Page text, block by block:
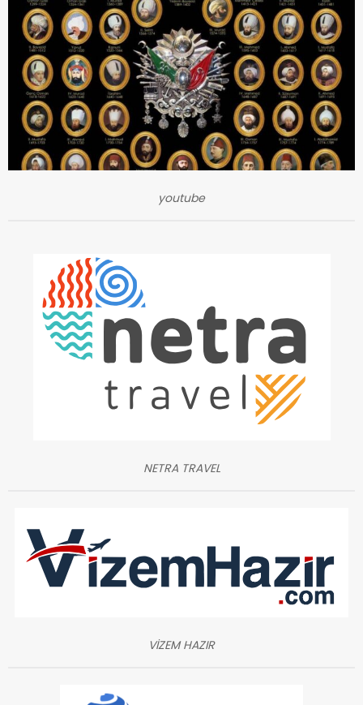
youtube
NETRA TRAVEL
VİZEM HAZIR